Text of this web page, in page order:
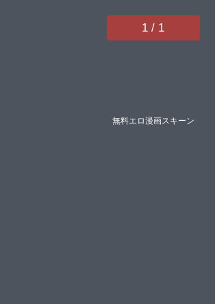
1 / 1
無料エロ漫画スキーン